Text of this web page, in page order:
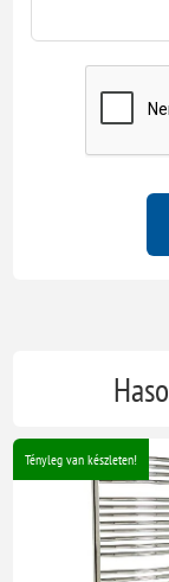
Tényleg van készleten!